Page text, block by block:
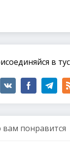
в
понравится